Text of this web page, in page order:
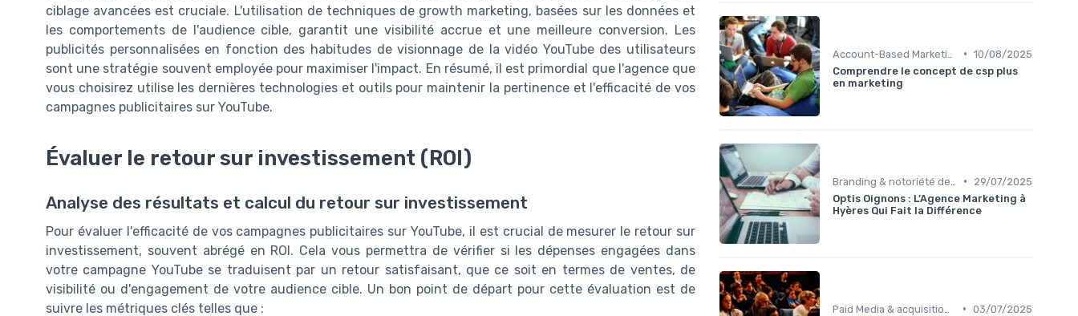
ciblage avancées est cruciale. L'utilisation de techniques de growth marketing, basées sur les données et
les comportements de l'audience cible, garantit une visibilité accrue et une meilleure conversion. Les
publicités personnalisées en fonction des habitudes de visionnage de la vidéo YouTube des utilisateurs
sont une stratégie souvent employée pour maximiser l'impact. En résumé, il est primordial que l'agence que
vous choisirez utilise les dernières technologies et outils pour maintenir la pertinence et l'efficacité de vos
campagnes publicitaires sur YouTube.
Évaluer le retour sur investissement (ROI)
Analyse des résultats et calcul du retour sur investissement
Pour évaluer l'efficacité de vos campagnes publicitaires sur YouTube, il est crucial de mesurer le retour sur
investissement, souvent abrégé en ROI. Cela vous permettra de vérifier si les dépenses engagées dans
votre campagne YouTube se traduisent par un retour satisfaisant, que ce soit en termes de ventes, de
visibilité ou d'engagement de votre audience cible. Un bon point de départ pour cette évaluation est de
suivre les métriques clés telles que :
• 10/08/2025
Comprendre le concept de csp plus
en marketing
•
29/07/2025
Optis Oignons : L’Agence Marketing à
Hyères Qui Fait la Différence
• 03/07/2025